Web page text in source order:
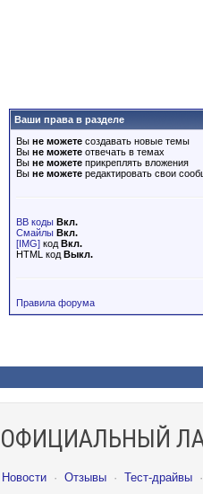
Ваши права в разделе
Вы не можете создавать новые темы
Вы не можете отвечать в темах
Вы не можете прикреплять вложения
Вы не можете редактировать свои
BB коды Вкл.
Смайлы Вкл.
[IMG] код Вкл.
HTML код Выкл.
Правила форума
ОФИЦИАЛЬНЫЙ
Новости · Отзывы · Тест-драйвы ·